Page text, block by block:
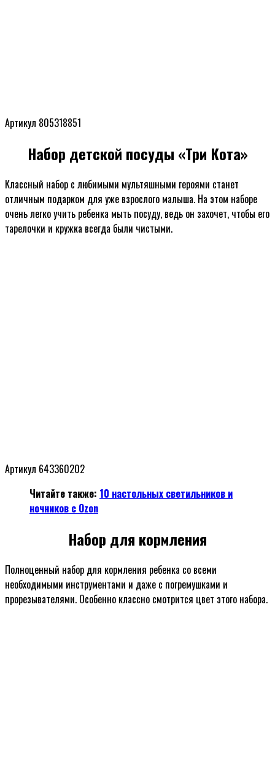
Артикул 805318851
Набор детской посуды «Три Кота»
Классный набор с любимыми мультяшными героями станет
отличным подарком для уже взрослого малыша. На этом наборе
очень легко учить ребенка мыть посуду, ведь он захочет, чтобы его
тарелочки и кружка всегда были чистыми.
Артикул 643360202
Читайте также: 10 настольных светильников и
ночников с Ozon
Набор для кормления
Полноценный набор для кормления ребенка со всеми
необходимыми инструментами и даже с погремушками и
прорезывателями. Особенно классно смотрится цвет этого набора.